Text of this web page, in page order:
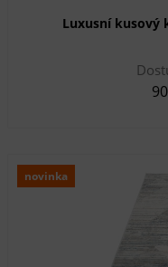
Luxusní kusový
novinka